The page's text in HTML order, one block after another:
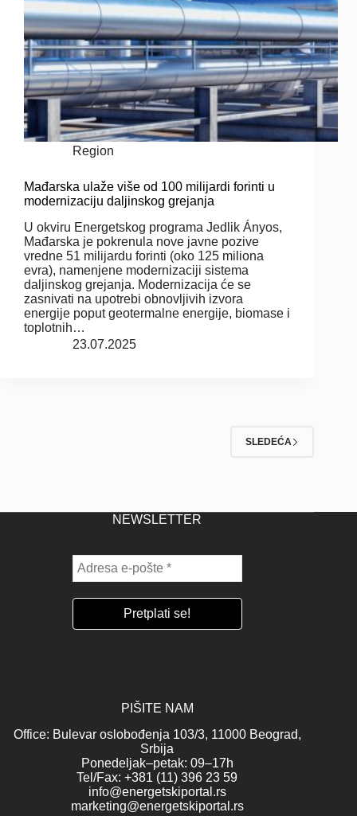
Region
Mađarska ulaže više od 100 milijardi forinti u
modernizaciju daljinskog grejanja
U okviru Energetskog programa Jedlik Ányos,
Mađarska je pokrenula nove javne pozive
vredne 51 milijardu forinti (oko 125 miliona
evra), namenjene modernizaciji sistema
daljinskog grejanja. Modernizacija će se
zasnivati na upotrebi obnovljivih izvora
energije poput geotermalne energije, biomase i
toplotnih…
23.07.2025
SLEDEĆA
NEWSLETTER
PIŠITE NAM
Office: Bulevar oslobođenja 103/3, 11000 Beograd,
Srbija
Ponedeljak–petak: 09–17h
Tel/Fax: +381 (11) 396 23 59
info@energetskiportal.rs
marketing@energetskiportal.rs